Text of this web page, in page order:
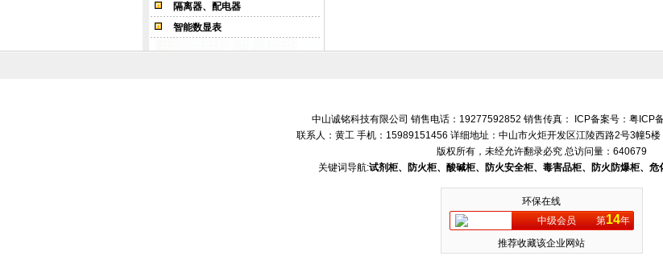
隔离器、配电器
智能数显表
中山诚铭科技有限公司 销售电话：19277592852 销售传真： ICP备案号： 粤ICP
联系人：黄工 手机：15989151456 详细地址：中山市火炬开发区江陵西路2号3幢5楼
版权所有，未经允许翻录必究总访问量：640679
关键词导航:试剂柜、防火柜、酸碱柜、防火安全柜、毒害品柜、防火防爆柜、危
环保在线
中级会员
第14年
推荐收藏该企业网站